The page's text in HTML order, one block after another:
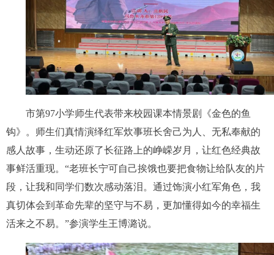
市第97小学师生代表带来校园课本情景剧《金色的鱼
钩》。师生们真情演绎红军炊事班长舍己为人、无私奉献的
感人故事，生动还原了长征路上的峥嵘岁月，让红色经典故
事鲜活重现。“老班长宁可自己挨饿也要把食物让给队友的片
段，让我和同学们数次感动落泪。通过饰演小红军角色，我
真切体会到革命先辈的坚守与不易，更加懂得如今的幸福生
活来之不易。”参演学生王博潞说。